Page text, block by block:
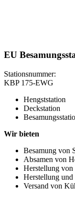
EU
Stationsnummer:
KBP 175-EWG
Hengststation
Deckstation
Wir bieten
Besamung von
Absamen von
Herstellung
Herstellung
Versand von